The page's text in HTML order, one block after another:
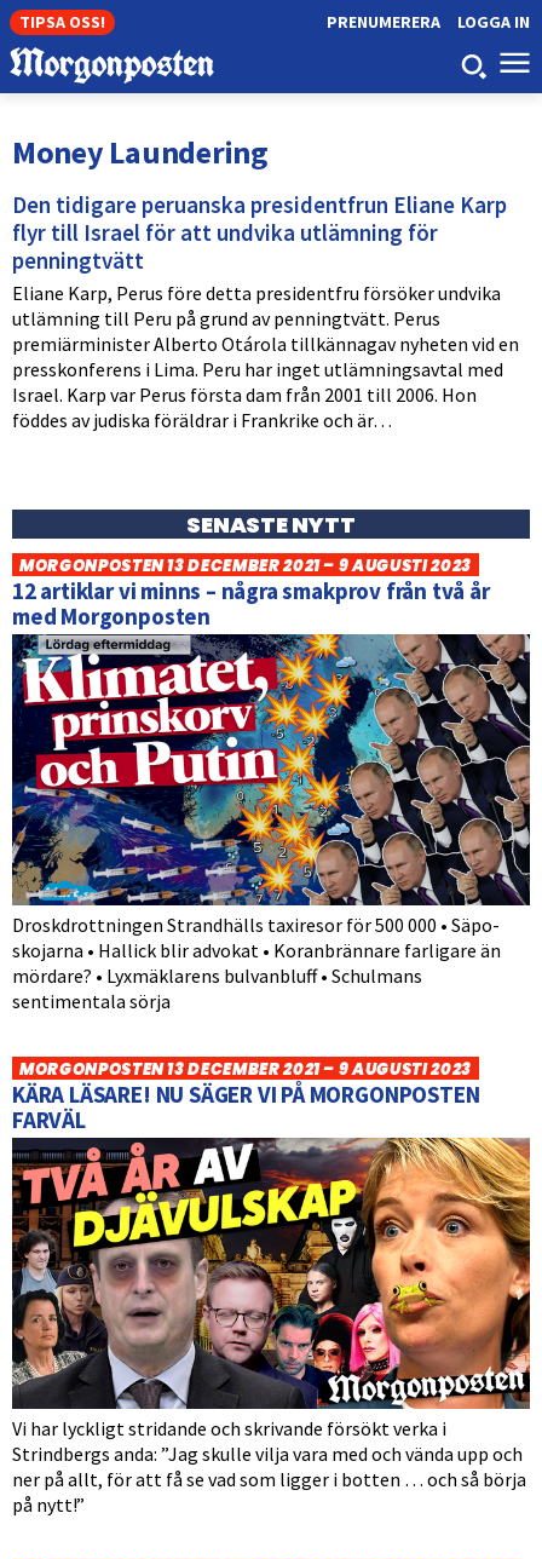
TIPSA OSS! LOGGA IN
PRENUMERERA
Money Laundering
Den tidigare peruanska presidentfrun Eliane Karp
flyr till Israel för att undvika utlämning för
penningtvätt
Eliane Karp, Perus före detta presidentfru försöker undvika
utlämning till Peru på grund av penningtvätt. Perus
premiärminister Alberto Otárola tillkännagav nyheten vid en
presskonferens i Lima. Peru har inget utlämningsavtal med
Israel. Karp var Perus första dam från 2001 till 2006. Hon
föddes av judiska föräldrar i Frankrike och är…
SENASTE NYTT
MORGONPOSTEN 13 DECEMBER 2021 – 9 AUGUSTI 2023
12 artiklar vi minns – några smakprov från två år
med Morgonposten
Droskdrottningen Strandhälls taxiresor för 500 000 • Säpo-
skojarna • Hallick blir advokat • Koranbrännare farligare än
mördare? • Lyxmäklarens bulvanbluff • Schulmans
sentimentala sörja
MORGONPOSTEN 13 DECEMBER 2021 – 9 AUGUSTI 2023
KÄRA LÄSARE! NU SÄGER VI PÅ MORGONPOSTEN
FARVÄL
Vi har lyckligt stridande och skrivande försökt verka i
Strindbergs anda: ”Jag skulle vilja vara med och vända upp och
ner på allt, för att få se vad som ligger i botten … och så börja
på nytt!”